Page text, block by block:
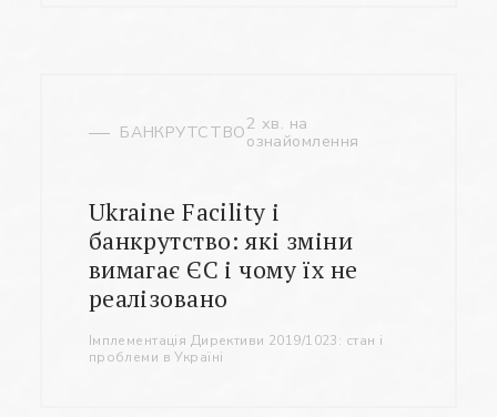
БАНКРУТСТВО2 хв. на
ознайомлення
Ukraine Facility і
банкрутство: які зміни
вимагає ЄС і чому їх не
реалізовано
Імплементація Директиви 2019/1023: стан і
проблеми в Україні